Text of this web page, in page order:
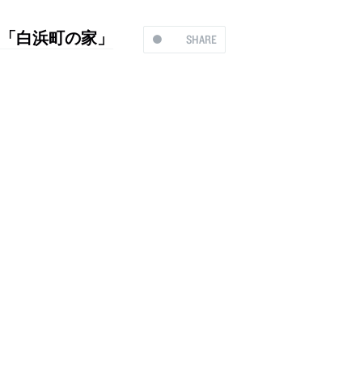
SHARE
白浜町の家」